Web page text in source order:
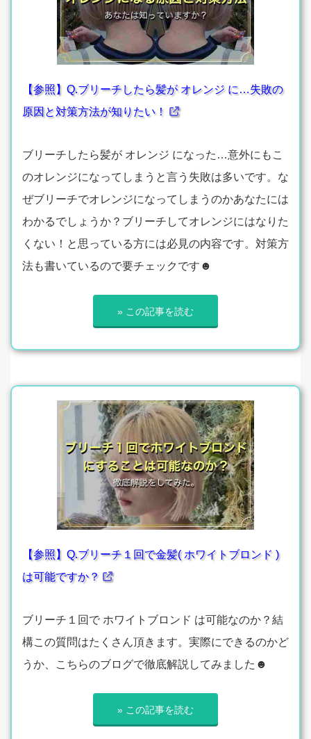
【参照】Q.ブリーチしたら髪が オレンジ に…失敗の
原因と対策方法が知りたい！
ブリーチしたら髪が オレンジ になった…意外にもこ
のオレンジになってしまうと言う失敗は多いです。な
ぜブリーチでオレンジになってしまうのかあなたには
わかるでしょうか？ブリーチしてオレンジにはなりた
くない！と思っている方には必見の内容です。対策方
法も書いているので要チェックです☻
» この記事を読む
【参照】Q.ブリーチ１回で金髪( ホワイトブロンド )
は可能ですか？
ブリーチ１回で ホワイトブロンド は可能なのか？結
構この質問はたくさん頂きます。実際にできるのかど
うか、こちらのブログで徹底解説してみました☻
» この記事を読む